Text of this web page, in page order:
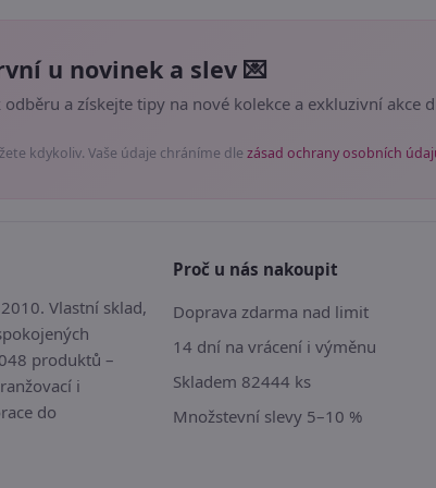
u novinek a slev 💌
odběru a získejte tipy na nové kolekce a exkluzivní akce
kdykoliv. Vaše údaje chráníme dle zásad ochrany osobních
Vlastní sklad,
produktů –
i
do
Proč u nás nakoupit
Doprava zdarma nad limit
14 dní na vrácení i výměnu
Skladem 82444 ks
Množstevní slevy 5–10 %